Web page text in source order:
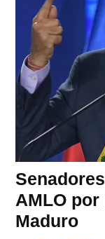
AMLO
Maduro